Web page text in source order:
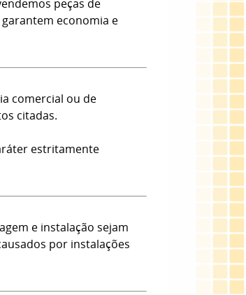
peças de
economia e
comercial ou de
citadas.
estritamente
e instalação sejam
por instalações